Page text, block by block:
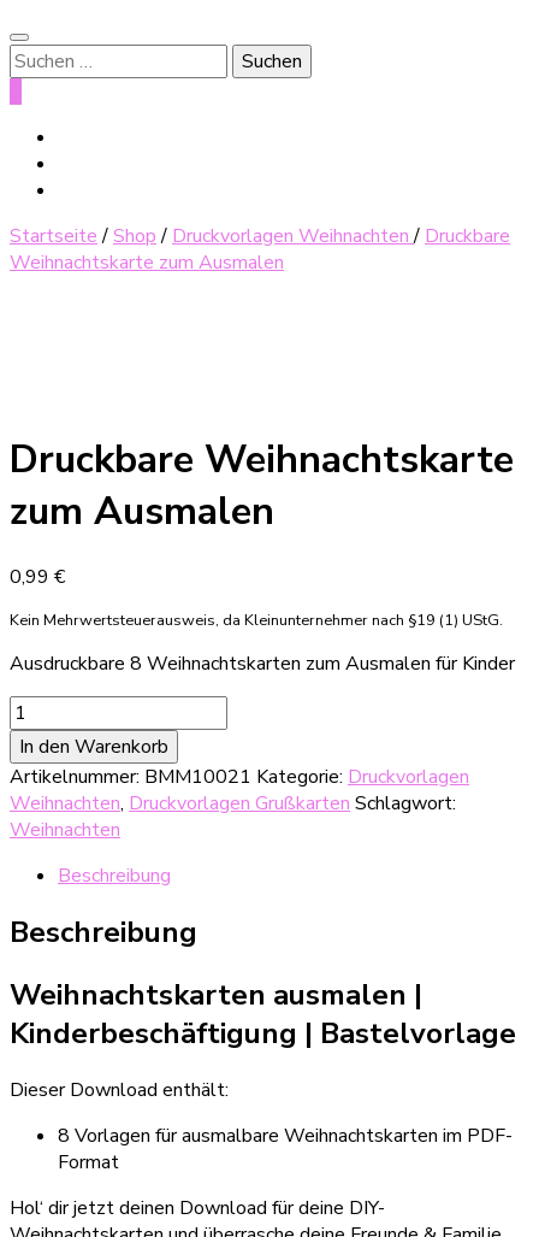
Suche
nach:
Startseite /Shop / Druckvorlagen Weihnachten/ Druckbare
Weihnachtskarte zum Ausmalen
Druckbare Weihnachtskarte
zum Ausmalen
0,99 €
Kein Mehrwertsteuerausweis, da Kleinunternehmer nach §19 (1) UStG.
Ausdruckbare 8 Weihnachtskarten zum Ausmalen für Kinder
Druckbare
Weihnachtskarte
zum
Ausmalen
Menge
In den Warenkorb
Artikelnummer: BMM10021 Kategorie: Druckvorlagen
Weihnachten, Druckvorlagen Grußkarten Schlagwort:
Weihnachten
Beschreibung
Beschreibung
Weihnachtskarten ausmalen |
Kinderbeschäftigung | Bastelvorlage
Dieser Download enthält:
8 Vorlagen für ausmalbare Weihnachtskarten im PDF-
Format
Hol‘ dir jetzt deinen Download für deine DIY-